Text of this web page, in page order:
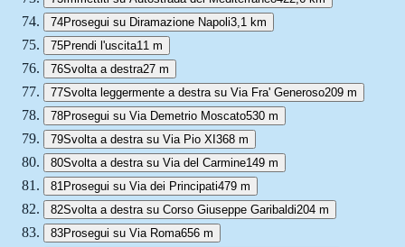
74Prosegui su Diramazione Napoli3,1 km
75Prendi l'uscita11 m
76Svolta a destra27 m
77Svolta leggermente a destra su Via Fra' Generoso209 m
78Prosegui su Via Demetrio Moscato530 m
79Svolta a destra su Via Pio XI368 m
80Svolta a destra su Via del Carmine149 m
81 Prosegui su Via dei Principati479 m
82Svolta a destra su Corso Giuseppe Garibaldi204 m
83Prosegui su Via Roma656 m